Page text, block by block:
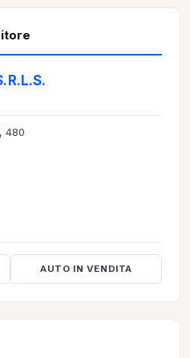
480
AUTO IN VENDITA